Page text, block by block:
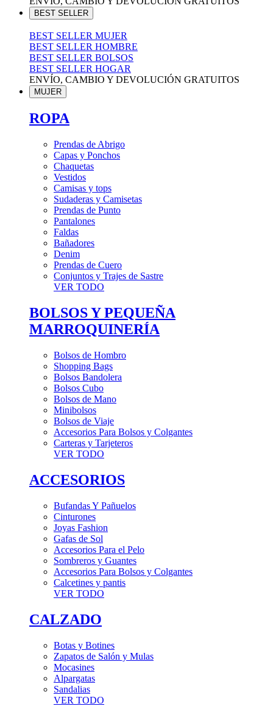
BEST SELLER
BEST SELLER MUJER
BEST SELLER HOMBRE
BEST SELLER BOLSOS
BEST SELLER HOGAR
ENVÍO, CAMBIO Y DEVOLUCIÓN GRATUITOS
MUJER
ROPA
Prendas de Abrigo
Capas y Ponchos
Chaquetas
Vestidos
Camisas y tops
Sudaderas y Camisetas
Prendas de Punto
Pantalones
Faldas
Bañadores
Denim
Prendas de Cuero
Conjuntos y Trajes de Sastre
VER TODO
BOLSOS Y PEQUEÑA
MARROQUINERÍA
Bolsos de Hombro
Shopping Bags
Bolsos Bandolera
Bolsos Cubo
Bolsos de Mano
Minibolsos
Bolsos de Viaje
Accesorios Para Bolsos y Colgantes
Carteras y Tarjeteros
VER TODO
ACCESORIOS
Bufandas Y Pañuelos
Cinturones
Joyas Fashion
Gafas de Sol
Accesorios Para el Pelo
Sombreros y Guantes
Accesorios Para Bolsos y Colgantes
Calcetines y pantis
VER TODO
CALZADO
Botas y Botines
Zapatos de Salón y Mulas
Mocasines
Alpargatas
Sandalias
VER TODO